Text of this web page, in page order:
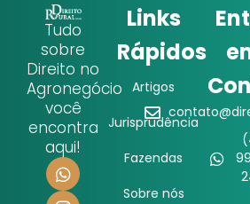
Tudo
sobre
Direito no
Agronegócio
você
encontra
aqui!
Links
Rápidos
Artigos
Jurisprudência
Fazendas
Sobre nós